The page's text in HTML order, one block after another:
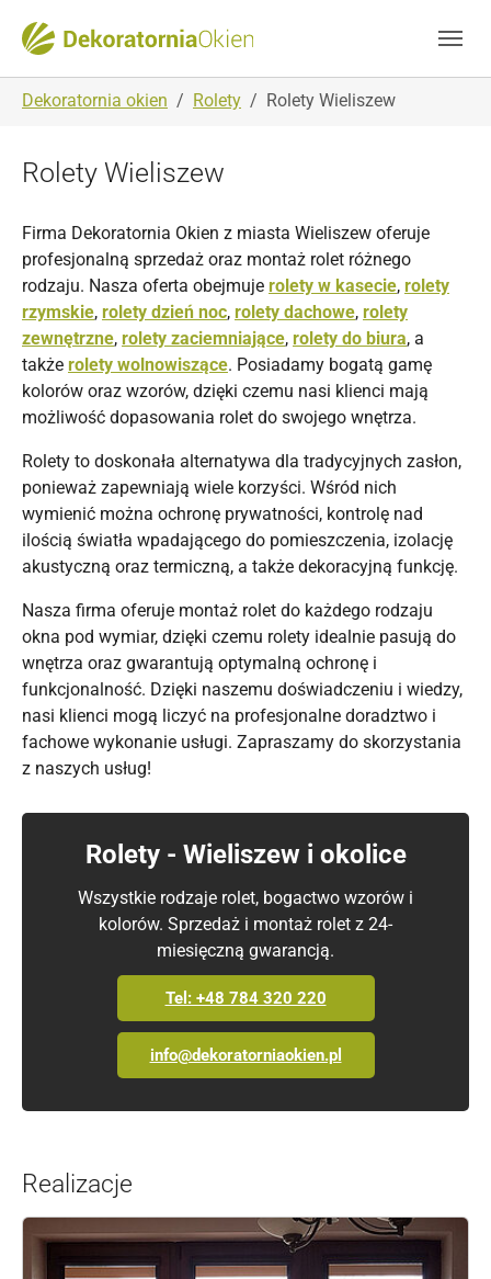
You are here:
Dekoratornia okien Rolety Rolety Wieliszew
Rolety Wieliszew
Firma Dekoratornia Okien z miasta Wieliszew oferuje
profesjonalną sprzedaż oraz montaż rolet różnego
rodzaju. Nasza oferta obejmuje rolety w kasecie, rolety
rzymskie, rolety dzień noc, rolety dachowe, rolety
zewnętrzne, rolety zaciemniające, rolety do biura, a
także rolety wolnowiszące. Posiadamy bogatą gamę
kolorów oraz wzorów, dzięki czemu nasi klienci mają
możliwość dopasowania rolet do swojego wnętrza.
Rolety to doskonała alternatywa dla tradycyjnych zasłon,
ponieważ zapewniają wiele korzyści. Wśród nich
wymienić można ochronę prywatności, kontrolę nad
ilością światła wpadającego do pomieszczenia, izolację
akustyczną oraz termiczną, a także dekoracyjną funkcję.
Nasza firma oferuje montaż rolet do każdego rodzaju
okna pod wymiar, dzięki czemu rolety idealnie pasują do
wnętrza oraz gwarantują optymalną ochronę i
funkcjonalność. Dzięki naszemu doświadczeniu i wiedzy,
nasi klienci mogą liczyć na profesjonalne doradztwo i
fachowe wykonanie usługi. Zapraszamy do skorzystania
z naszych usług!
Rolety - Wieliszew i okolice
Wszystkie rodzaje rolet, bogactwo wzorów i
kolorów. Sprzedaż i montaż rolet z 24-
miesięczną gwarancją.
Tel: +48 784 320 220
info@dekoratorniaokien.pl
Realizacje